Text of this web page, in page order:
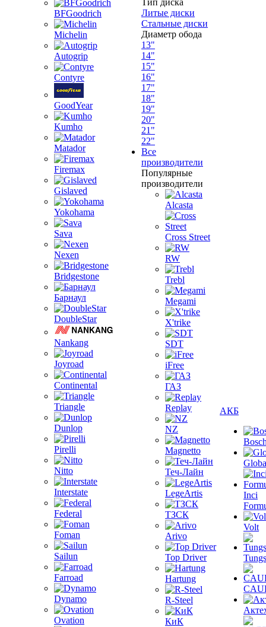
BFGoodrich
Michelin
Autogrip
Contyre
GoodYear
Kumho
Matador
Firemax
Gislaved
Yokohama
Sava
Nexen
Bridgestone
Барнаул
DoubleStar
Nankang
Joyroad
Continental
Triangle
Dunlop
Pirelli
Nitto
Interstate
Federal
Foman
Sailun
Farroad
Dynamo
Ovation
Тип диска
Литые диски
Стальные диски
Диаметр обода
13"
14"
15"
16"
17"
18"
19"
20"
21"
22"
Все
производители
Популярные
производители
Alcasta
Cross Street
RW
Trebl
Megami
X'trike
SDT
iFree
ГАЗ
Replay
NZ
Magnetto
Теч-Лайн
LegeArtis
ТЗСК
Arivo
Top Driver
Hartung
R-Steel
КиК
АКБ
Inci
Volt